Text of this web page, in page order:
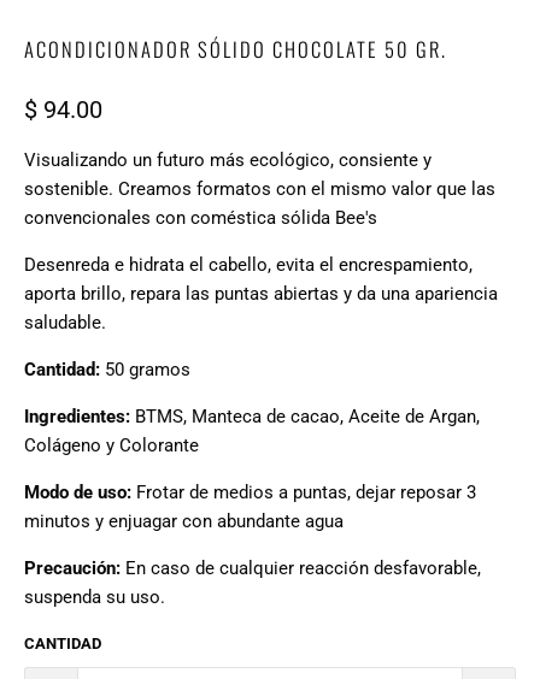
ACONDICIONADOR SÓLIDO CHOCOLATE 50 GR.
$ 94.00
Visualizando un futuro más ecológico, consiente y
sostenible. Creamos formatos con el mismo valor que las
convencionales con coméstica sólida Bee's
Desenreda e hidrata el cabello, evita el encrespamiento,
aporta brillo, repara las puntas abiertas y da una apariencia
saludable.
Cantidad: 50 gramos
Ingredientes: BTMS, Manteca de cacao, Aceite de Argan,
Colágeno y Colorante
Modo de uso: Frotar de medios a puntas, dejar reposar 3
minutos y enjuagar con abundante agua
Precaución: En caso de cualquier reacción desfavorable,
suspenda su uso.
CANTIDAD